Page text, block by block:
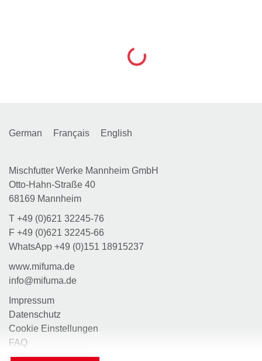
Loading...
German Français English
Mischfutter Werke Mannheim GmbH
Otto-Hahn-Straße 40
68169 Mannheim
T +49 (0)621 32245-76
F +49 (0)621 32245-66
WhatsApp +49 (0)151 18915237
www.mifuma.de
info@mifuma.de
Impressum
Datenschutz
Cookie Einstellungen
FAQ
AGB